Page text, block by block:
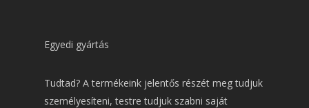
Egyedi gyártás
Tudtad? A termékeink jelentős részét meg tudjuk
személyesíteni, testre tudjuk szabni saját